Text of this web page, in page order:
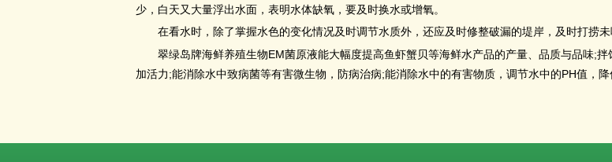
少，白天又大量浮出水面，表明水体缺氧，要及时换水或增氧。
在看水时，除了掌握水色的变化情况及时调节水质外，还应及时修整破漏的堤岸，及时打捞未
翠绿岛牌海鲜养殖生物EM菌原液能大幅度提高鱼虾蟹贝等海鲜水产品的产量、品质与品味;拌
加活力 ;能消除水中致病菌等有害微生物，防病治病;能消除水中的有害物质，调节水中的PH值，降